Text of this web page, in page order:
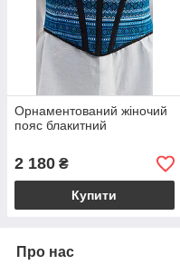
Орнаментований жіночий
пояс блакитний
2 180 ₴
Купити
Про нас